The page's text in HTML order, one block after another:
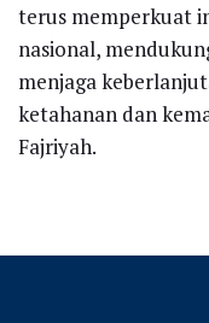
terus memperkuat
nasional,
menjaga
ketahanan dan
Fajriyah.